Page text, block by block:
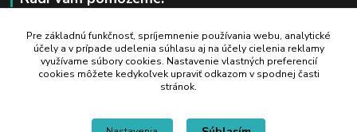
+421 908 700 612
po-pia: 8.00 - 16.00
business@jtf.sk
Pre základnú funkčnosť, spríjemnenie používania webu, analytické
účely a v prípade udelenia súhlasu aj na účely cielenia reklamy
využívame súbory cookies. Nastavenie vlastných preferencií
cookies môžete kedykoľvek upraviť odkazom v spodnej časti
stránok.